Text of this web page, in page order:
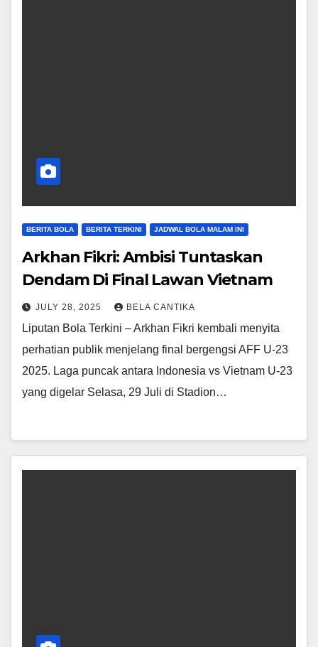
BERITA BOLA BERITA TERKINI JADWAL BOLA MALAM INI
Arkhan Fikri: Ambisi Tuntaskan
Dendam Di Final Lawan Vietnam
JULY 28, 2025 BELA CANTIKA
Liputan Bola Terkini – Arkhan Fikri kembali menyita
perhatian publik menjelang final bergengsi AFF U-23
2025. Laga puncak antara Indonesia vs Vietnam U-23
yang digelar Selasa, 29 Juli di Stadion…